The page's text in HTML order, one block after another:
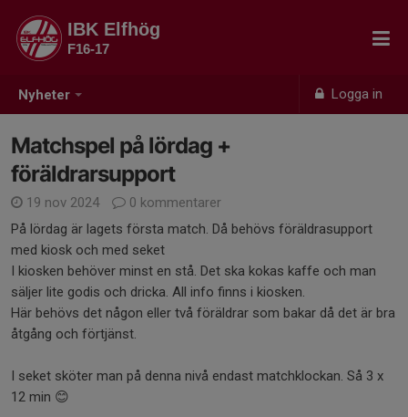
Nyheter Logga in
IBK Elfhög
F16-17
Matchspel på lördag +
föräldrarsupport
19 nov 2024
0 kommentarer
På lördag är lagets första match. Då behövs föräldrasupport
med kiosk och med seket
I kiosken behöver minst en stå. Det ska kokas kaffe och man
säljer lite godis och dricka. All info finns i kiosken.
Här behövs det någon eller två föräldrar som bakar då det är bra
åtgång och förtjänst.
I seket sköter man på denna nivå endast matchklockan. Så 3 x
12 min 😊